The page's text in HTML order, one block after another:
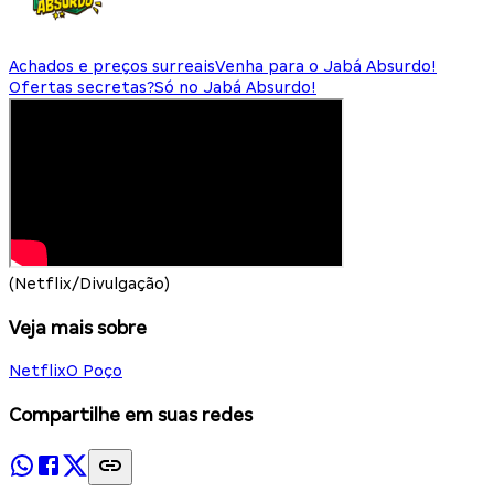
Achados e preços surreaisVenha para o Jabá Absurdo!
Ofertas secretas?Só no Jabá Absurdo!
(Netflix/Divulgação)
Veja mais sobre
NetflixO Poço
Compartilhe em suas redes